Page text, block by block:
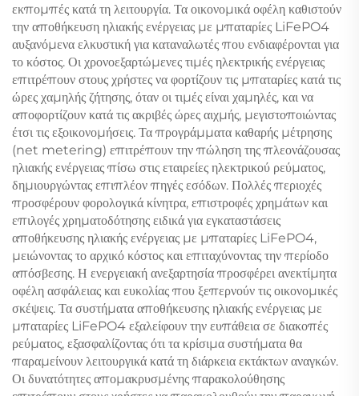
εκπομπές κατά τη λειτουργία. Τα οικονομικά οφέλη καθιστούν
την αποθήκευση ηλιακής ενέργειας με μπαταρίες LiFePO4
αυξανόμενα ελκυστική για καταναλωτές που ενδιαφέρονται για
το κόστος. Οι χρονοεξαρτώμενες τιμές ηλεκτρικής ενέργειας
επιτρέπουν στους χρήστες να φορτίζουν τις μπαταρίες κατά τις
ώρες χαμηλής ζήτησης, όταν οι τιμές είναι χαμηλές, και να
αποφορτίζουν κατά τις ακριβές ώρες αιχμής, μεγιστοποιώντας
έτσι τις εξοικονομήσεις. Τα προγράμματα καθαρής μέτρησης
(net metering) επιτρέπουν την πώληση της πλεονάζουσας
ηλιακής ενέργειας πίσω στις εταιρείες ηλεκτρικού ρεύματος,
δημιουργώντας επιπλέον πηγές εσόδων. Πολλές περιοχές
προσφέρουν φορολογικά κίνητρα, επιστροφές χρημάτων και
επιλογές χρηματοδότησης ειδικά για εγκαταστάσεις
αποθήκευσης ηλιακής ενέργειας με μπαταρίες LiFePO4,
μειώνοντας το αρχικό κόστος και επιταχύνοντας την περίοδο
απόσβεσης. Η ενεργειακή ανεξαρτησία προσφέρει ανεκτίμητα
οφέλη ασφάλειας και ευκολίας που ξεπερνούν τις οικονομικές
σκέψεις. Τα συστήματα αποθήκευσης ηλιακής ενέργειας με
μπαταρίες LiFePO4 εξαλείφουν την ευπάθεια σε διακοπές
ρεύματος, εξασφαλίζοντας ότι τα κρίσιμα συστήματα θα
παραμείνουν λειτουργικά κατά τη διάρκεια εκτάκτων αναγκών.
Οι δυνατότητες απομακρυσμένης παρακολούθησης